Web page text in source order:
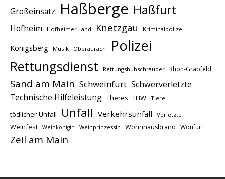
Großeinsatz Haßberge Haßfurt
Hofheim Hofheimer Land Knetzgau Kriminalpolizei
Königsberg Musik Oberaurach Polizei
Rettungsdienst Rettungshubschrauber Rhön-Grabfeld
Sand am Main Schweinfurt Schwerverletzte
Technische Hilfeleistung Theres THW Tiere
tödlicher Unfall Unfall Verkehrsunfall Verletzte
Weinfest Weinkönigin Weinprinzessin Wohnhausbrand Wonfurt
Zeil am Main